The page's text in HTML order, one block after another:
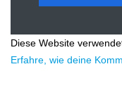
Diese Website
Erfahre, wie deine